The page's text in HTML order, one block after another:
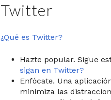
Twitter
¿Qué es Twitter?
Hazte popular. Sigue
sigan en Twitter?
Enfócate. Una
minimiza las